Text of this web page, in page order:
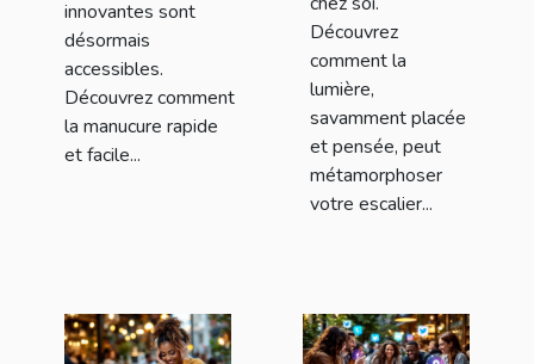
innovantes sont
désormais
accessibles.
Découvrez comment
la manucure rapide
et facile...
Découvrez
comment la
lumière,
savamment placée
et pensée, peut
métamorphoser
votre escalier...